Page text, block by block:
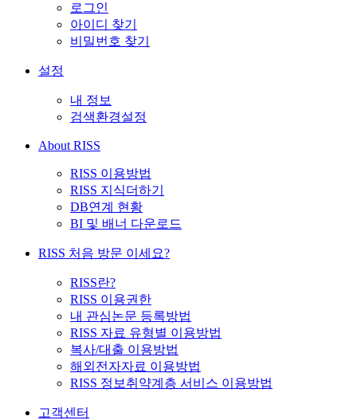
로그인
아이디 찾기
비밀번호 찾기
설정
내 정보
검색환경설정
About RISS
RISS 이용방법
RISS 지식더하기
DB연계 현황
BI 및 배너 다운로드
RISS 처음 방문 이세요?
RISS란?
RISS 이용권한
내 관심논문 등록방법
RISS 자료 유형별 이용방법
복사/대출 이용방법
해외전자자료 이용방법
RISS 정보취약계층 서비스 이용방법
고객센터